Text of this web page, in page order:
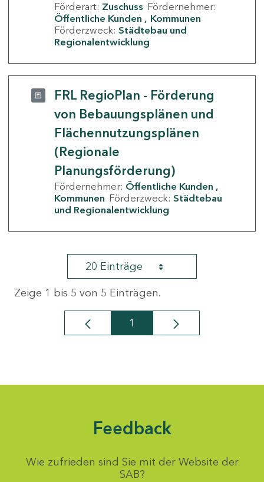
Förderart: Zuschuss Fördernehmer:
Öffentliche Kunden
Kommunen
Förderzweck: Städtebau und
Regionalentwicklung
FRL RegioPlan - Förderung
von Bebauungsplänen und
Flächennutzungsplänen
(Regionale
Planungsförderung)
Fördernehmer: Öffentliche Kunden
Kommunen Förderzweck: Städtebau
und Regionalentwicklung
20 Einträge
Zeige 1 bis 5 von 5 Einträgen.
Seite
1
Feedback
Wie zufrieden sind Sie mit der Website der
SAB?